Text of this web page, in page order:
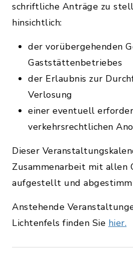
schriftliche Anträge zu
hinsichtlich:
der vorübergehenden
Gaststättenbetriebes
der Erlaubnis zur
Verlosung
einer eventuell
verkehrsrechtlichen
Dieser
Zusammenarbeit mit allen
aufgestellt und
Anstehende
Lichtenfels finden Sie hier.